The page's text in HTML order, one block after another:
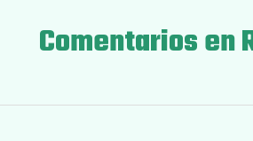
Comentarios en